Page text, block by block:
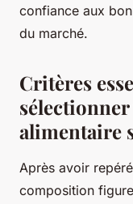
confiance aux
du marché.
Critères
alimentaire
Après avoir
composition